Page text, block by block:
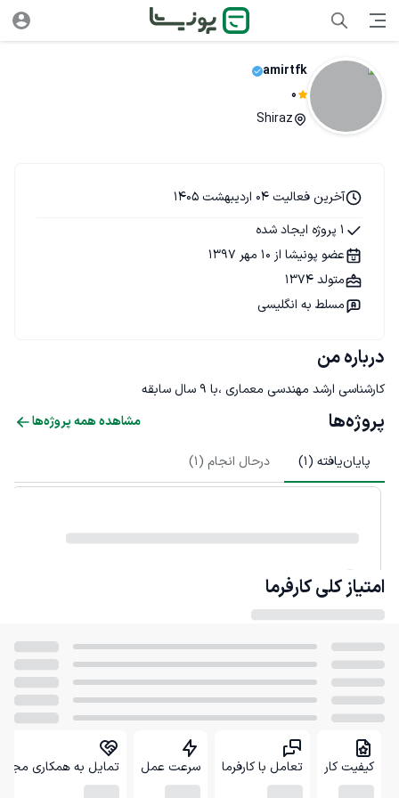
amirtfk
0
Shiraz
درباره من
کارشناسی ارشد مهندسی معماری ،با 9 سال سابقه
آخرین فعالیت 04 اردیبهشت 1405
1 پروژه ایجاد شده
عضو پونیشا از 10 مهر 1397
متولد 1374
مسلط به انگلیسی
پروژه‌ها مشاهده همه پروژه‌ها
پایان‌یافته (1
) درحال انجام (1
)
امتیاز کلیکارفرما
کیفیت کار تعامل با کارفرما سرعت عمل تمایل به همکاری